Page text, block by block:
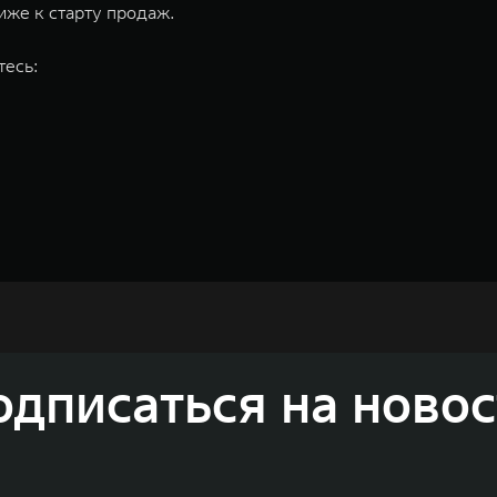
к старту продаж.
сосредоточена на конструкторских разработках автомобилей и силовых
более экологичные, умные и безопасные продукты для пользователей по
интеллектуальных платформ. Шесть автомобильных брендов
на